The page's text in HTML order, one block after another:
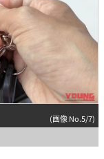
(画像 No.5/7)